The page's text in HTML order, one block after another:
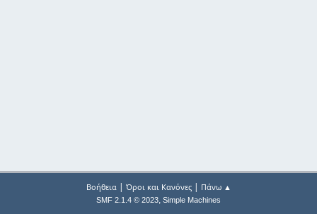
Βοήθεια| Όροι και Κανόνες| Πάνω ▲
SMF 2.1.4 © 2023, Simple Machines